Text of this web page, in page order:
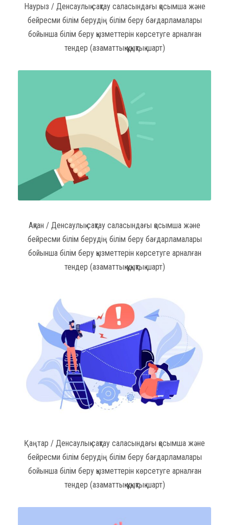
Наурыз / Денсаулық сақтау саласындағы қосымша және
бейресми білім берудің білім беру бағдарламалары
бойынша білім беру қызметтерін көрсетуге арналған
тендер (азаматтық-құқықтық шарт)
Ақпан / Денсаулық сақтау саласындағы қосымша және
бейресми білім берудің білім беру бағдарламалары
бойынша білім беру қызметтерін көрсетуге арналған
тендер (азаматтық-құқықтық шарт)
Қаңтар / Денсаулық сақтау саласындағы қосымша және
бейресми білім берудің білім беру бағдарламалары
бойынша білім беру қызметтерін көрсетуге арналған
тендер (азаматтық-құқықтық шарт)